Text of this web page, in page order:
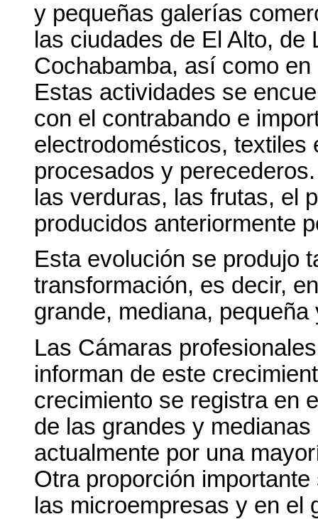
y pequeñas galerías
las ciudades de El Alto,
Cochabamba, así como
Estas actividades se
con el contrabando e
electrodomésticos, textiles
procesados y
las verduras, las frutas, el
producidos anteriormente
Esta evolución se produjo
transformación, es decir,
grande, mediana, pequeña
Las Cámaras
informan de este
crecimiento se registra en
de las grandes y
actualmente por una
Otra proporción
las microempresas y en el